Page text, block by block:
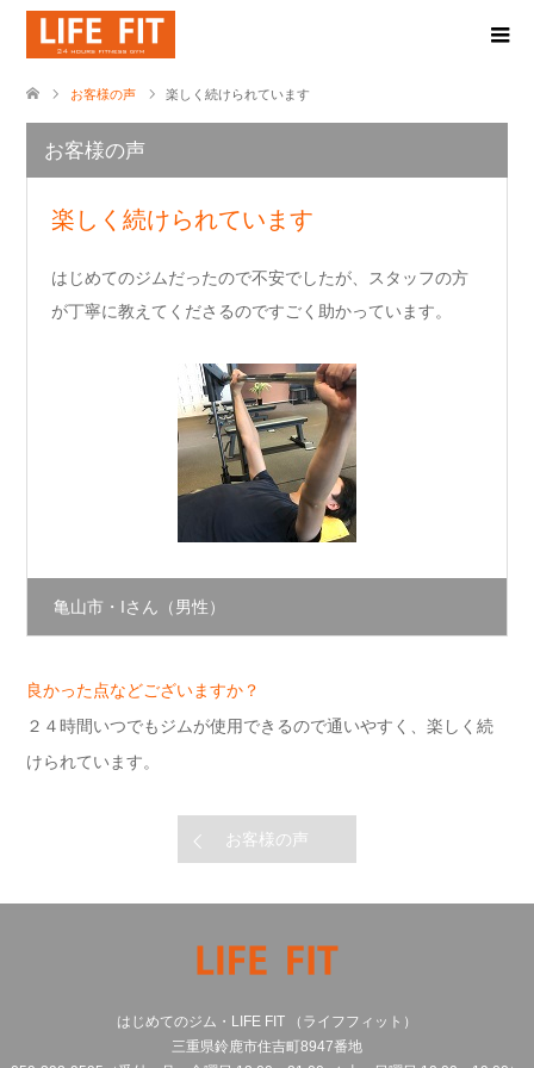
お客様の声 楽しく続けられています
お客様の声
楽しく続けられています
はじめてのジムだったので不安でしたが、スタッフの方
が丁寧に教えてくださるのですごく助かっています。
亀山市・Iさん（男性）
良かった点などございますか？
２４時間いつでもジムが使用できるので通いやすく、楽しく続
けられています。
お客様の声
はじめてのジム・LIFE FIT （ライフフィット）
三重県鈴鹿市住吉町8947番地